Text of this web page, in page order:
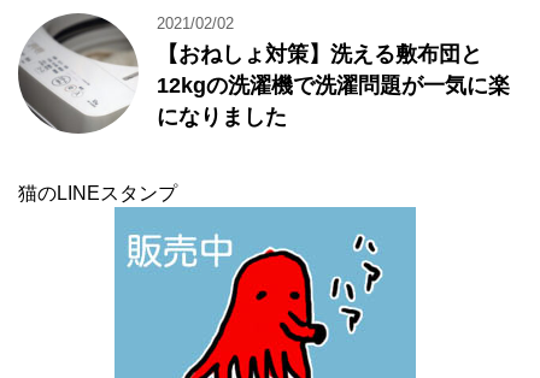
2021/02/02
【おねしょ対策】洗える敷布団と
12kgの洗濯機で洗濯問題が一気に楽
になりました
猫のLINEスタンプ